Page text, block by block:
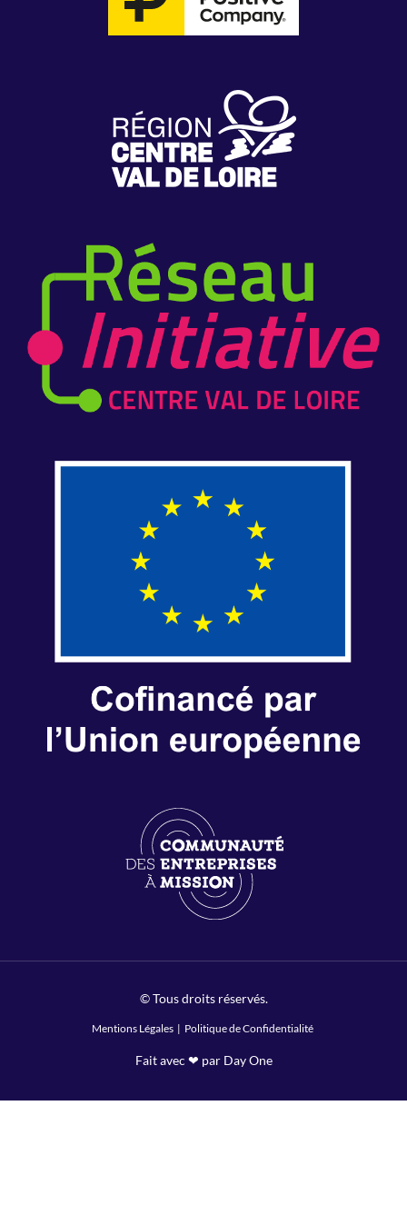
© Tous droits réservés.
Mentions Légales | Politique de Confidentialité
Fait avec ❤ par Day One